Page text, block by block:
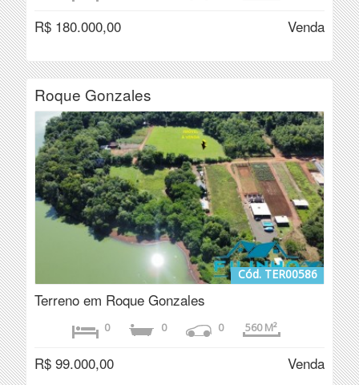
R$ 180.000,00 Venda
Roque Gonzales
Cód. TER00586
Terreno em Roque Gonzales
0 0 0 560 M²
R$ 99.000,00 Venda